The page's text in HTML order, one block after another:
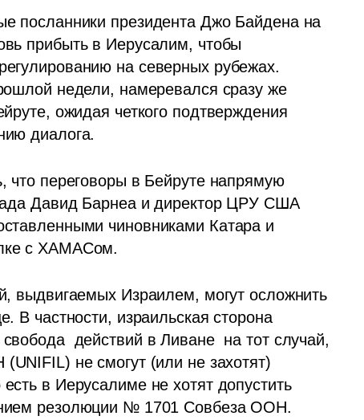
посланники президента Джо Байдена на
прибыть в Иерусалим, чтобы
на северных рубежах.
недели, намеревался сразу же
ожидая четкого подтверждения
диалога.
переговоры в Бейруте напрямую
Давид Барнеа и директор ЦРУ США
чиновниками Катара и
с ХАМАСом.
выдвигаемых Израилем, могут осложнить
В частности, израильская сторона
действий в Ливане  на тот случай,
не смогут (или не захотят)
в Иерусалиме не хотят допустить
резолюции № 1701 Совбеза ООН.